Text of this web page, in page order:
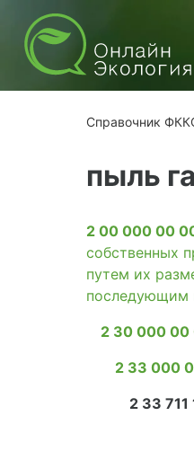
Справочник
пыль
2 00 000 00
собственных
путем их
последующим
2 30 000 00
2 33 000
2 33 711